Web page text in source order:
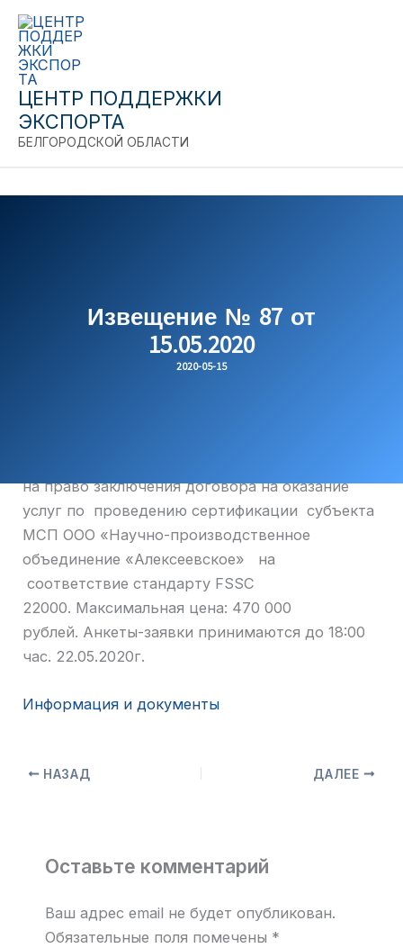
Перейти
содержимому
ЦЕНТР ПОДДЕРЖКИ
ЭКСПОРТА
БЕЛГОРОДСКОЙ ОБЛАСТИ
Извещение № 87 от
15.05.2020
2020-05-15
на право заключения договора на оказание
услуг по проведению сертификации субъекта
МСП ООО «Научно-производственное
объединение «Алексеевское» на
соответствие стандарту FSSC
22000. Максимальная цена: 470 000
рублей. Анкеты-заявки принимаются до 18:00
час. 22.05.2020г.
Информация и документы
НАЗАД ДАЛЕЕ
Оставьте комментарий
Ваш адрес email не будет опубликован.
Обязательные поля помечены *